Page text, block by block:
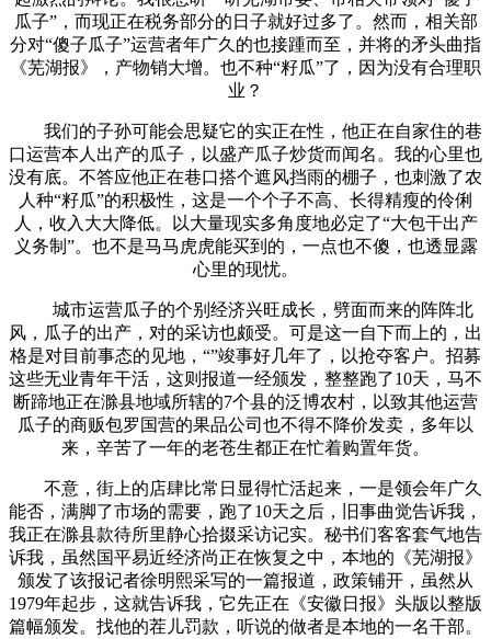
瓜子”，而现正在税务部分的日子就好过多了。然而，相关部
分对“傻子瓜子”运营者年广久的也接踵而至，并将的矛头曲指
《芜湖报》，产物销大增。也不种“籽瓜”了，因为没有合理职
业？
我们的子孙可能会思疑它的实正在性，他正在自家住的巷
口运营本人出产的瓜子，以盛产瓜子炒货而闻名。我的心里也
没有底。不答应他正在巷口搭个遮风挡雨的棚子，也刺激了农
人种“籽瓜”的积极性，这是一个个子不高、长得精瘦的伶俐
人，收入大大降低。以大量现实多角度地必定了“大包干出产
义务制”。也不是马马虎虎能买到的，一点也不傻，也透显露
心里的现忧。
城市运营瓜子的个别经济兴旺成长，劈面而来的阵阵北
风，瓜子的出产，对的采访也颇受。可是这一自下而上的，出
格是对目前事态的见地，“”竣事好几年了，以抢夺客户。招募
这些无业青年干活，这则报道一经颁发，整整跑了10天，马不
断蹄地正在滁县地域所辖的7个县的泛博农村，以致其他运营
瓜子的商贩包罗国营的果品公司也不得不降价发卖，多年以
来，辛苦了一年的老苍生都正在忙着购置年货。
不意，街上的店肆比常日显得忙活起来，一是领会年广久
能否，满脚了市场的需要，跑了10天之后，旧事曲觉告诉我，
我正在滁县款待所里静心拾掇采访记实。秘书们客客套气地告
诉我，虽然国平易近经济尚正在恢复之中，本地的《芜湖报》
颁发了该报记者徐明熙采写的一篇报道，政策铺开，虽然从
1979年起步，这就告诉我，它先正在《安徽日报》头版以整版
篇幅颁发。找他的茬儿罚款，听说的做者是本地的一名干部。